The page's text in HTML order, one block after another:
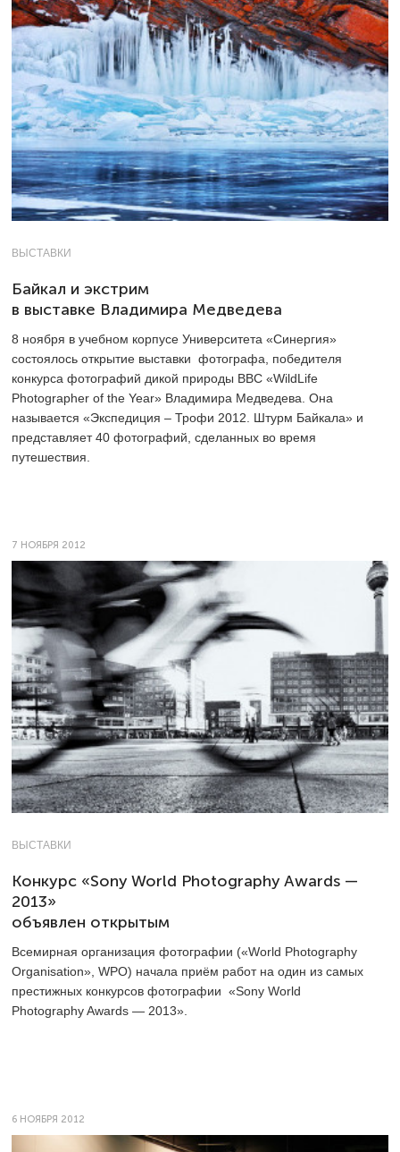
ВЫСТАВКИ
Байкал и экстрим
в выставке Владимира Медведева
8 ноября в учебном корпусе Университета «Синергия»
состоялось открытие выставки фотографа, победителя
конкурса фотографий дикой природы BBC «WildLife
Photographer of the Year» Владимира Медведева. Она
называется «Экспедиция – Трофи 2012. Штурм Байкала» и
представляет 40 фотографий, сделанных во время
путешествия.
7 НОЯБРЯ 2012
ВЫСТАВКИ
Конкурс «Sony World Photography Awards —
2013»
объявлен открытым
Всемирная организация фотографии («World Photography
Organisation», WPO) начала приём работ на один из самых
престижных конкурсов фотографии «Sony World
Photography Awards — 2013».
6 НОЯБРЯ 2012